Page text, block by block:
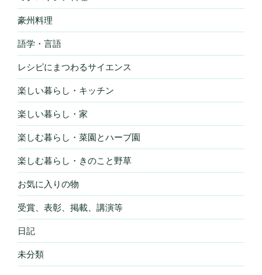
豪州料理
語学・言語
レシピにまつわるサイエンス
楽しい暮らし・キッチン
楽しい暮らし・家
楽しむ暮らし・菜園とハーブ園
楽しむ暮らし・きのこと野草
お気に入りの物
受賞、表彰、掲載、講演等
日記
未分類